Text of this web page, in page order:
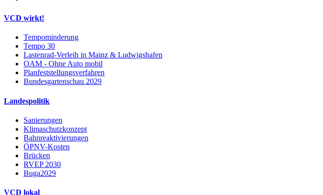
VCD wirkt!
Tempominderung
Tempo 30
Lastenrad-Verleih in Mainz & Ludwigshafen
OAM - Ohne Auto mobil
Planfeststellungsverfahren
Bundesgartenschau 2029
Landespolitik
Sanierungen
Klimaschutzkonzept
Bahnreaktivierungen
ÖPNV-Kosten
Brücken
RVEP 2030
Buga2029
VCD lokal